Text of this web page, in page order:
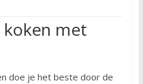
met
doe je het beste door de